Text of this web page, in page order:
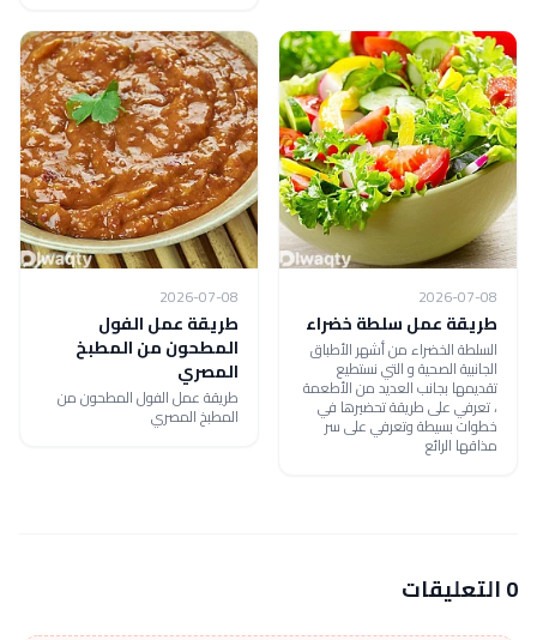
2026-07-08
طريقة عمل سلطة خضراء
السلطة الخضراء من أشهر الأطباق
الجانبية الصحية و التي نستطيع
تقديمها بجانب العديد من الأطعمة
، تعرفي على طريقة تحضيرها في
خطوات بسيطة وتعرفي على سر
مذاقها الرائع
2026-07-08
طريقة عمل الفول
المطحون من المطبخ
المصري
طريقة عمل الفول المطحون من
المطبخ المصري
0 التعليقات